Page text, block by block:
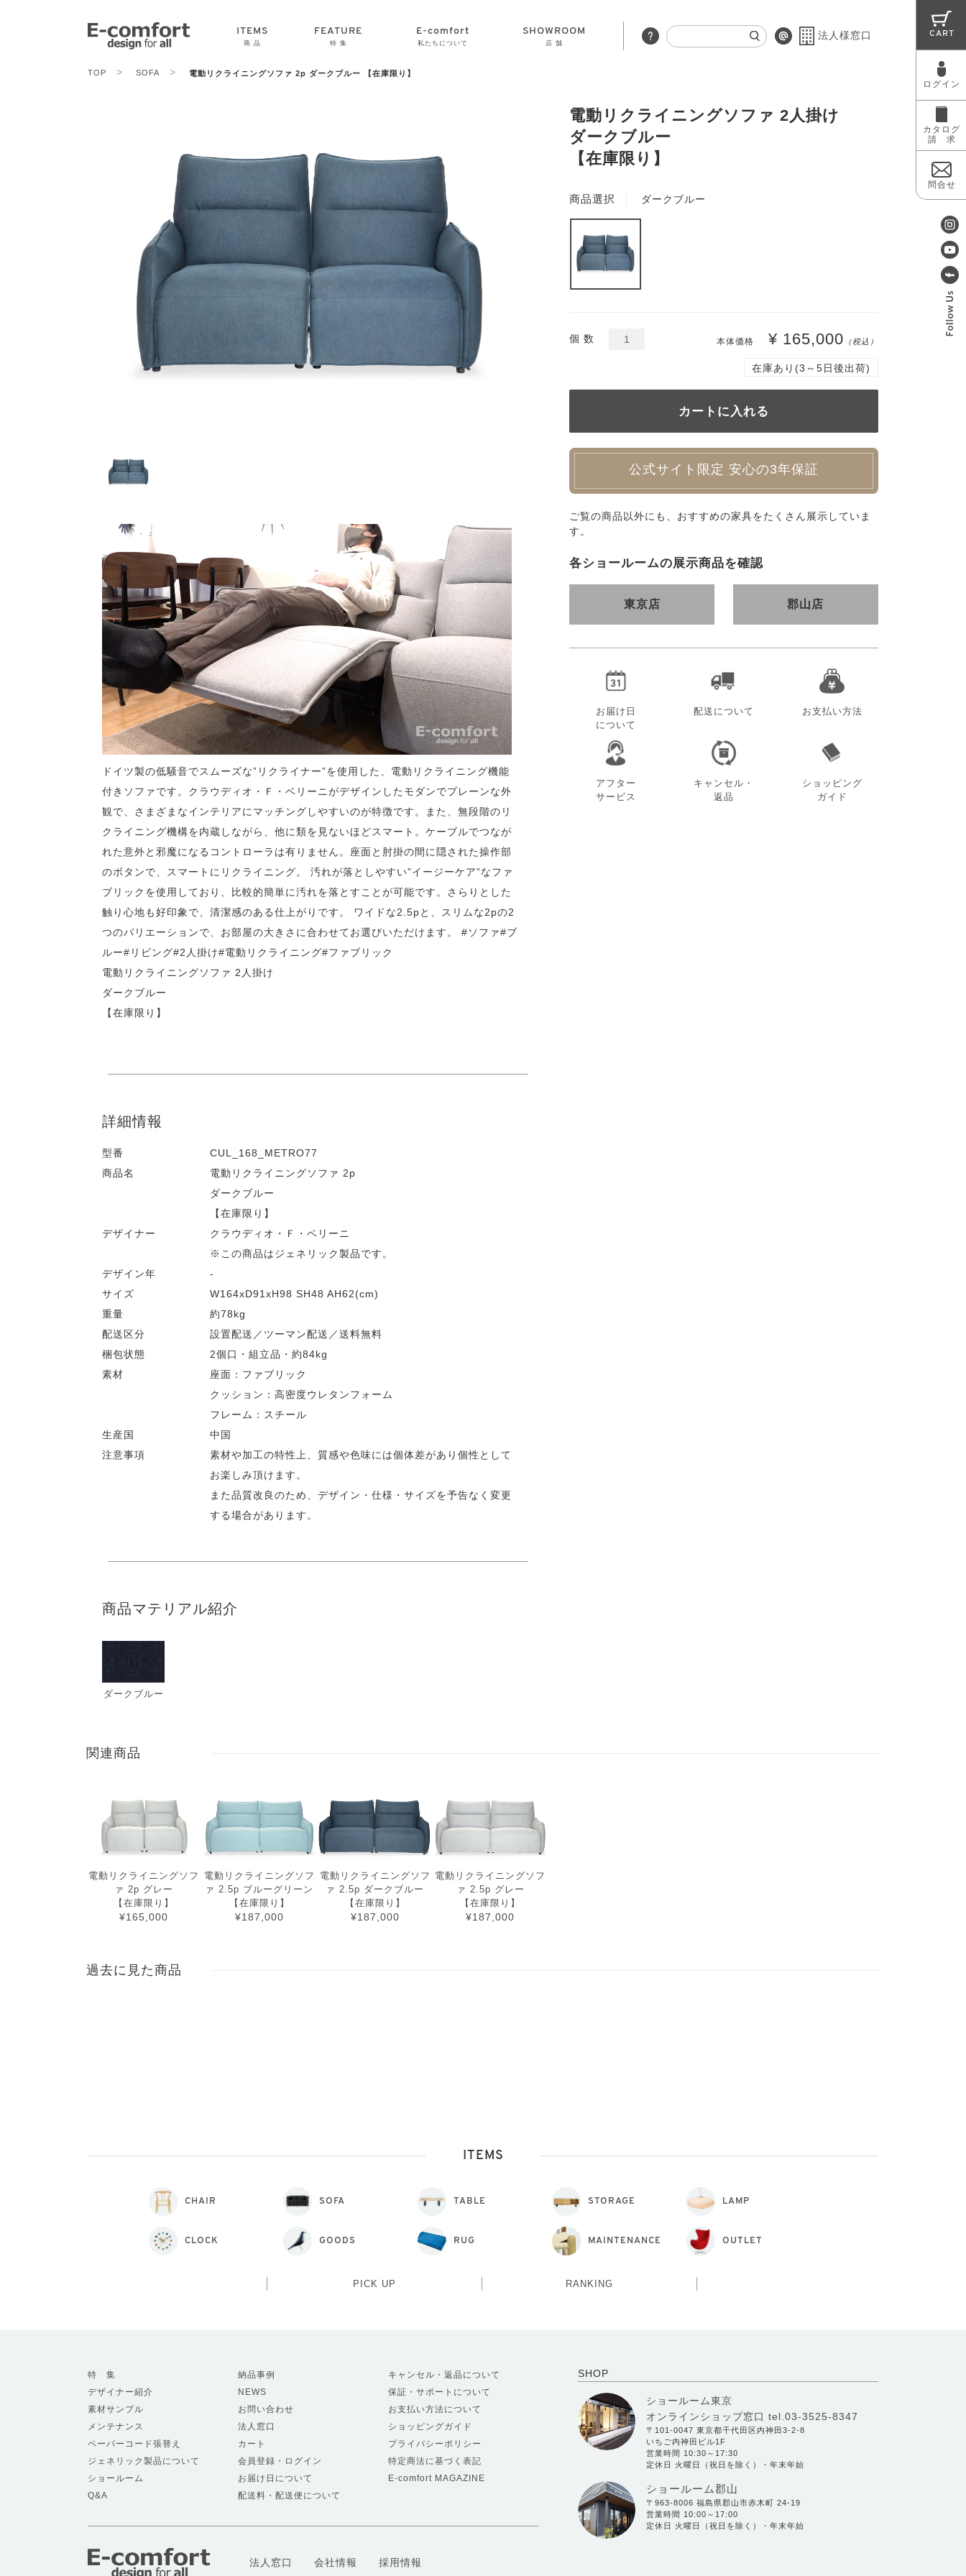
ITEMS
商 品
FEATURE
特 集
E-comfort
私たちについて
SHOWROOM
店 舗
法人様窓口 CART
ログイン
カタログ
請 求
問合せ
TOP > SOFA > 電動リクライニングソファ 2p ダークブルー 【在庫限り】
電動リクライニングソファ 2人掛け
ダークブルー
【在庫限り】
商品選択 ダークブルー
個 数 本体価格 ¥ 165,000 （税込）
在庫あり(3～5日後出荷)
公式サイト限定 安心の3年保証
ご覧の商品以外にも、おすすめの家具をたくさん展示していま
す。
各ショールームの展示商品を確認
東京店 郡山店
お届け日
について
配送について お支払い方法
アフター
サービス
キャンセル・
返品
ショッピング
ガイド
ドイツ製の低騒音でスムーズな”リクライナー”を使用した、電動リクライニング機能
付きソファです。クラウディオ・Ｆ・ベリーニがデザインしたモダンでプレーンな外
観で、さまざまなインテリアにマッチングしやすいのが特徴です。また、無段階のリ
クライニング機構を内蔵しながら、他に類を見ないほどスマート。ケーブルでつなが
れた意外と邪魔になるコントローラは有りません。座面と肘掛の間に隠された操作部
のボタンで、スマートにリクライニング。 汚れが落としやすい”イージーケア”なファ
ブリックを使用しており、比較的簡単に汚れを落とすことが可能です。さらりとした
触り心地も好印象で、清潔感のある仕上がりです。 ワイドな2.5pと、スリムな2pの2
つのバリエーションで、お部屋の大きさに合わせてお選びいただけます。 #ソファ#ブ
ルー#リビング#2人掛け#電動リクライニング#ファブリック
電動リクライニングソファ 2人掛け
ダークブルー
【在庫限り】
詳細情報
型番
CUL_168_METRO77
商品名
電動リクライニングソファ 2p
ダークブルー
【在庫限り】
デザイナー
クラウディオ・Ｆ・ベリーニ
※この商品はジェネリック製品です。
デザイン年
-
サイズ
W164xD91xH98 SH48 AH62(cm)
重量
約78kg
配送区分
設置配送／ツーマン配送／送料無料
梱包状態
2個口・組立品・約84kg
素材
座面：ファブリック
クッション：高密度ウレタンフォーム
フレーム：スチール
生産国
中国
注意事項
素材や加工の特性上、質感や色味には個体差があり個性として
お楽しみ頂けます。
また品質改良のため、デザイン・仕様・サイズを予告なく変更
する場合があります。
商品マテリアル紹介
ダークブルー
関連商品
電動リクライニングソフ
ァ 2p グレー
【在庫限り】
¥165,000
電動リクライニングソフ
ァ 2.5p ブルーグリーン
【在庫限り】
¥187,000
電動リクライニングソフ
ァ 2.5p ダークブルー
【在庫限り】
¥187,000
電動リクライニングソフ
ァ 2.5p グレー
【在庫限り】
¥187,000
過去に見た商品
ITEMS
CHAIR SOFA TABLE STORAGE LAMP
CLOCK GOODS RUG MAINTENANCE OUTLET
PICK UP RANKING
SHOP
ショールーム東京
オンラインショップ窓口 tel.03-3525-8347
〒101-0047 東京都千代田区内神田3-2-8
いちご内神田ビル1F
営業時間 10:30～17:30
定休日 火曜日（祝日を除く）・年末年始
ショールーム郡山
〒963-8006 福島県郡山市赤木町 24-19
営業時間 10:00～17:00
定休日 火曜日（祝日を除く）・年末年始
特 集
デザイナー紹介
素材サンプル
メンテナンス
ペーパーコード張替え
ジェネリック製品について
ショールーム
Q&A
納品事例
NEWS
お問い合わせ
法人窓口
カート
会員登録・ログイン
お届け日について
配送料・配送便について
キャンセル・返品について
保証・サポートについて
お支払い方法について
ショッピングガイド
プライバシーポリシー
特定商法に基づく表記
E-comfort MAGAZINE
法人窓口 会社情報 採用情報